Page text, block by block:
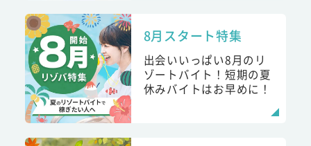
8月スタート特集
出会いいっぱい8月のリ
ゾートバイト！短期の夏
休みバイトはお早めに！